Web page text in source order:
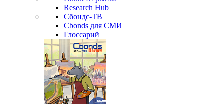
Новости & Research Hub
Новости рынка
Research Hub
Сбондс-ТВ
Cbonds для СМИ
Глоссарий